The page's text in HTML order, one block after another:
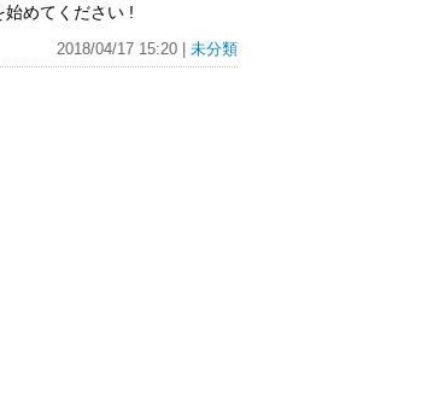
めてください !
2018/04/17 15:20 | 未分類